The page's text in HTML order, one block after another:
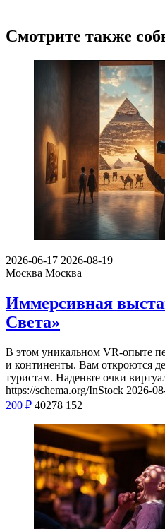
Смотрите также
2026-06-17 2026-08-19
Москва Москва
Иммерсивная
Света»
В этом уникальном VR-опыте
и континенты. Вам откроются
туристам. Наденьте очки
https://schema.org/InStock 2026-
200 ₽ 40278 152